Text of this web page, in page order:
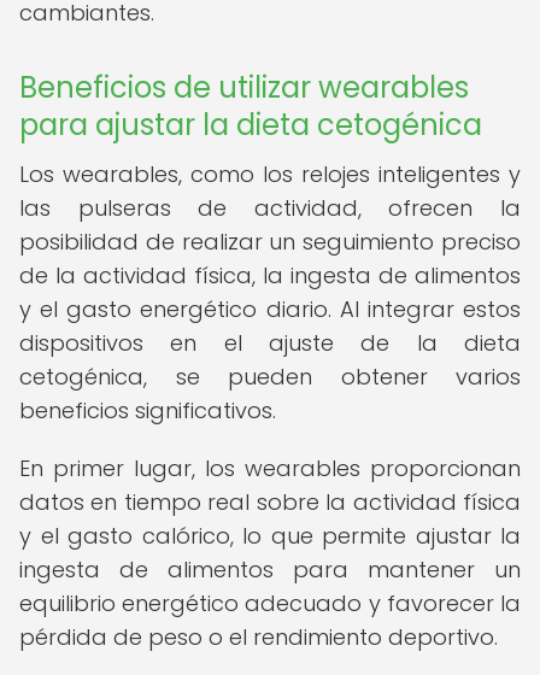
cambiantes.
Beneficios de utilizar wearables
para ajustar la dieta cetogénica
Los wearables, como los relojes inteligentes y
las pulseras de actividad, ofrecen la
posibilidad de realizar un seguimiento preciso
de la actividad física, la ingesta de alimentos
y el gasto energético diario. Al integrar estos
dispositivos en el ajuste de la dieta
cetogénica, se pueden obtener varios
beneficios significativos.
En primer lugar, los wearables proporcionan
datos en tiempo real sobre la actividad física
y el gasto calórico, lo que permite ajustar la
ingesta de alimentos para mantener un
equilibrio energético adecuado y favorecer la
pérdida de peso o el rendimiento deportivo.